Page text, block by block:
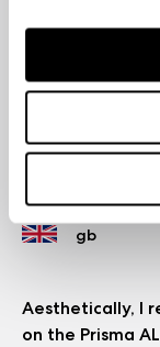
Aesthetically, I
on the Prisma